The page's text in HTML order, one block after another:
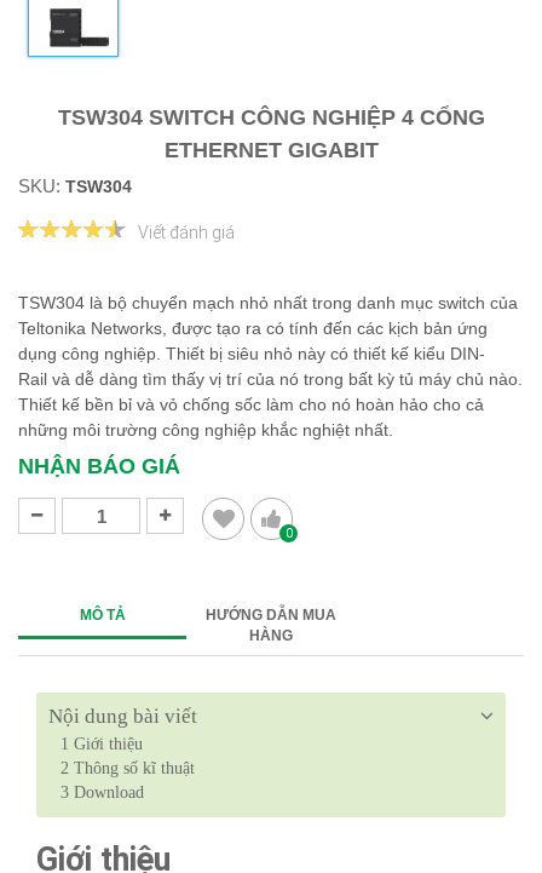
TSW304 SWITCH CÔNG NGHIỆP 4 CỔNG
ETHERNET GIGABIT
SKU: TSW304
Viết đánh giá
TSW304 là bộ chuyển mạch nhỏ nhất trong danh mục switch của
Teltonika Networks, được tạo ra có tính đến các kịch bản ứng
dụng công nghiệp. Thiết bị siêu nhỏ này có thiết kế kiểu DIN-
Rail và dễ dàng tìm thấy vị trí của nó trong bất kỳ tủ máy chủ nào.
Thiết kế bền bỉ và vỏ chống sốc làm cho nó hoàn hảo cho cả
những môi trường công nghiệp khắc nghiệt nhất.
NHẬN BÁO GIÁ
0
MÔ TẢ
HƯỚNG DẪN MUA
HÀNG
Nội dung bài viết
1 Giới thiệu
2 Thông số kĩ thuật
3 Download
Giới thiệu